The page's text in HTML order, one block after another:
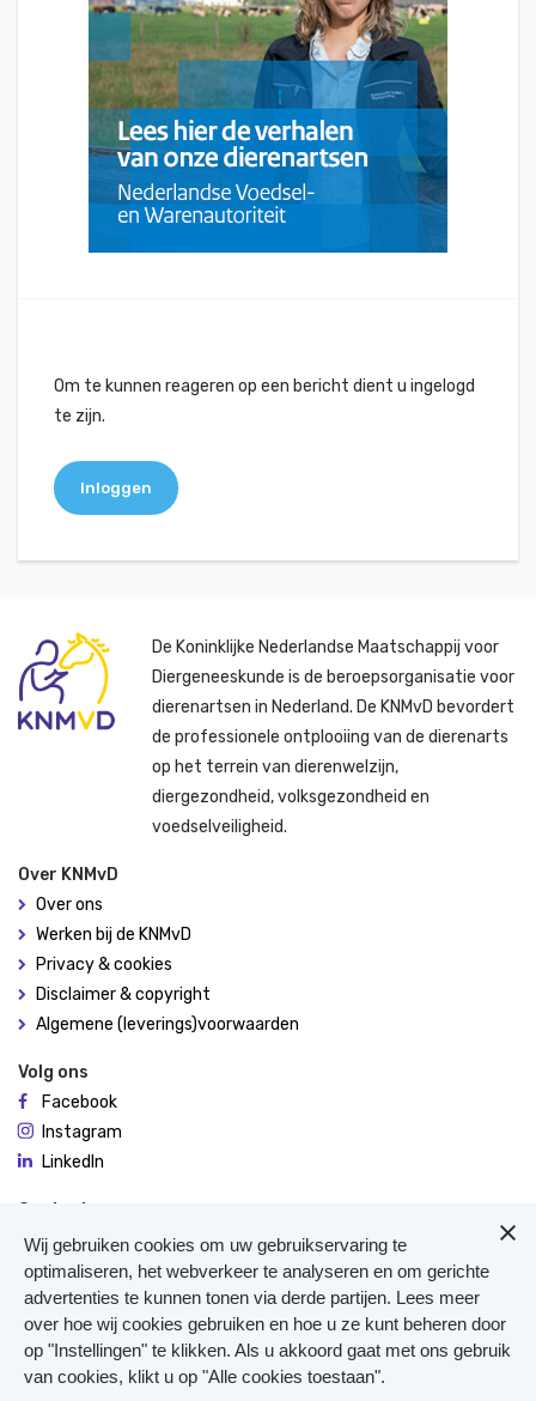
Om te kunnen reageren op een bericht dient u ingelogd
te zijn.
Inloggen
De Koninklijke Nederlandse Maatschappij voor
Diergeneeskunde is de beroepsorganisatie voor
dierenartsen in Nederland. De KNMvD bevordert
de professionele ontplooiing van de dierenarts
op het terrein van dierenwelzijn,
diergezondheid, volksgezondheid en
voedselveiligheid.
Over KNMvD
Over ons
Werken bij de KNMvD
Privacy & cookies
Disclaimer & copyright
Algemene (leverings)voorwaarden
Volg ons
Facebook
Instagram
LinkedIn
Contact
De Molen 94
3995 AX Houten
0306348900
Meer contact
Veterinair Vangnet
Pers
Wij gebruiken cookies om uw gebruikservaring te
optimaliseren, het webverkeer te analyseren en om gerichte
advertenties te kunnen tonen via derde partijen. Lees meer
over hoe wij cookies gebruiken en hoe u ze kunt beheren door
op "Instellingen" te klikken. Als u akkoord gaat met ons gebruik
van cookies, klikt u op "Alle cookies toestaan".